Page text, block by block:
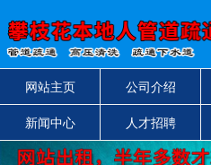
网站主页 公司介绍
新闻中心 人才招聘